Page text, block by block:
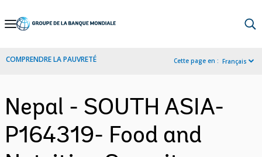
Skip
Navigation
COMPRENDRE LA PAUVRETÉ Cette page en : Français
Nepal - SOUTH ASIA-
P164319- Food and